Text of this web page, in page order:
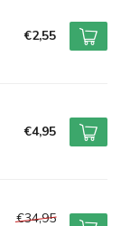
€2,55
€4,95
€34,95